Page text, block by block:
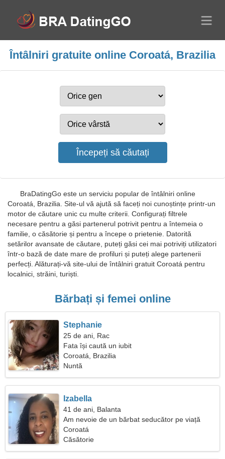
Întâlniri gratuite online Coroatá, Brazilia
BraDatingGo este un serviciu popular de întâlniri online
Coroatá, Brazilia. Site-ul vă ajută să faceți noi cunoștințe printr-un
motor de căutare unic cu multe criterii. Configurați filtrele
necesare pentru a găsi partenerul potrivit pentru a întemeia o
familie, o căsătorie și pentru a începe o prietenie. Datorită
setărilor avansate de căutare, puteți găsi cei mai potriviți utilizatori
într-o bază de date mare de profiluri și puteți alege partenerii
perfecți. Alăturați-vă site-ului de întâlniri gratuit Coroatá pentru
localnici, străini, turiști.
Bărbați și femei online
Stephanie
25 de ani, Rac
Fata își caută un iubit
Coroatá, Brazilia
Nuntă
Izabella
41 de ani, Balanta
Am nevoie de un bărbat seducător pe viață
Coroatá
Căsătorie